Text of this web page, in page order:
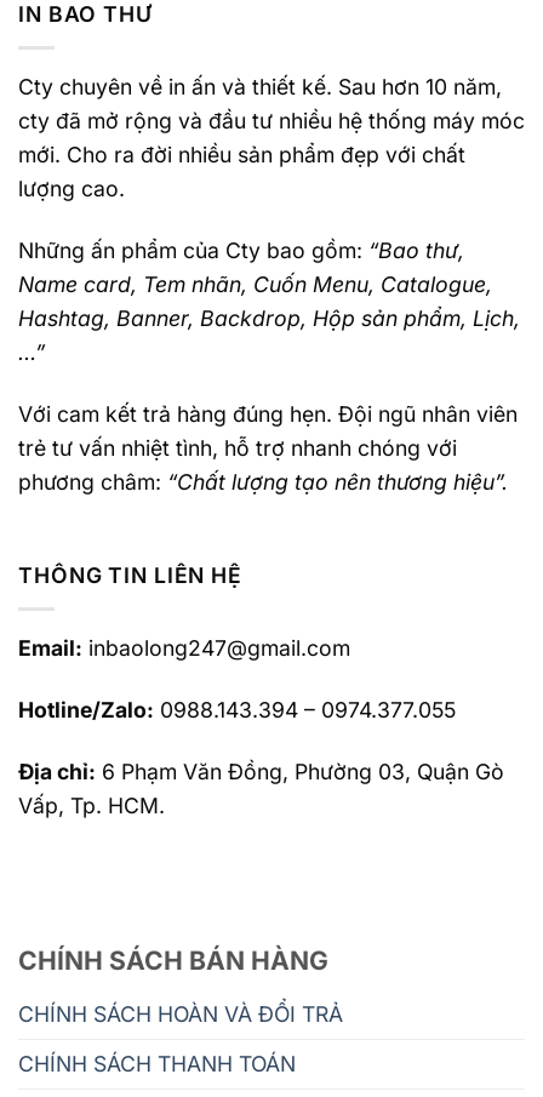
IN BAO THƯ
Cty chuyên về in ấn và thiết kế. Sau hơn 10 năm,
cty đã mở rộng và đầu tư nhiều hệ thống máy móc
mới. Cho ra đời nhiều sản phẩm đẹp với chất
lượng cao.
Những ấn phẩm của Cty bao gồm: “Bao thư,
Name card, Tem nhãn, Cuốn Menu, Catalogue,
Hashtag, Banner, Backdrop, Hộp sản phẩm, Lịch,
…”
Với cam kết trả hàng đúng hẹn. Đội ngũ nhân viên
trẻ tư vấn nhiệt tình, hỗ trợ nhanh chóng với
phương châm: “Chất lượng tạo nên thương hiệu”.
THÔNG TIN LIÊN HỆ
Email: inbaolong247@gmail.com
Hotline/Zalo: 0988.143.394 – 0974.377.055
Địa chỉ: 6 Phạm Văn Đồng, Phường 03, Quận Gò
Vấp, Tp. HCM.
CHÍNH SÁCH BÁN HÀNG
CHÍNH SÁCH HOÀN VÀ ĐỔI TRẢ
CHÍNH SÁCH THANH TOÁN